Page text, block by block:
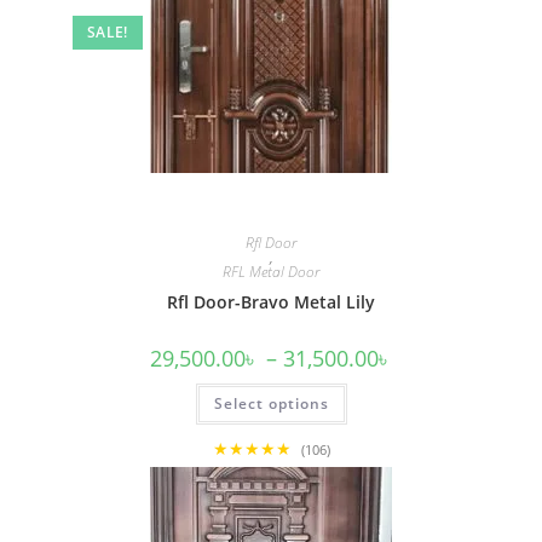
SALE!
Rfl Door
,
RFL Metal Door
Rfl Door-Bravo Metal Lily
29,500.00৳ – 31,500.00৳
Select options
This
has
The
options
may
be
★★★★★ (106)